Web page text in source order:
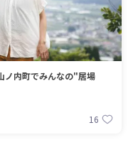
ノ内町でみんなの"居場
16